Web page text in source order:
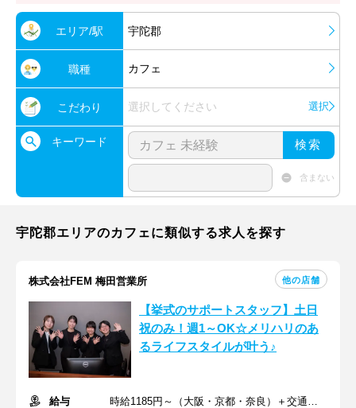
エリア/駅 宇陀郡
職種 カフェ
こだわり 選択してください 選択
キーワード 検索
含まない
宇陀郡エリアのカフェに類似する求人を探す
株式会社FEM 梅田営業所 他の店舗
【挙式のサポートスタッフ】土日
祝のみ！週1～OK☆メリハリのあ
るライフスタイルが叶う♪
給与
時給1185円～（大阪・京都・奈良）＋交通費全額支給（規定あり）